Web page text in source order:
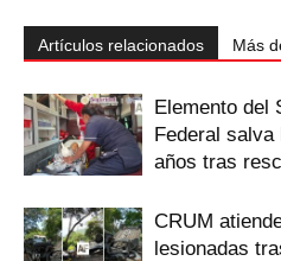
Artículos relacionados Más
Elemento del
Federal salva
años tras
CRUM
lesionadas